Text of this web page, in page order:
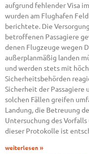
aufgrund fehlender Visa
wurden am Flughafen
berichtete. Die
betroffenen Passagiere
denen Flugzeuge wegen
außerplanmäßig landen
und werden stets mit
Sicherheitsbehörden
Sicherheit der Passagiere
solchen Fällen greifen
Landung, die Betreuung
Untersuchung des
dieser Protokolle ist
weiterlesen »